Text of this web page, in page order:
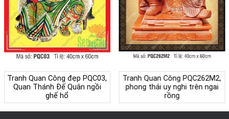
Tranh Quan Công PQC262M2,
phong thái uy nghi trên ngai
rồng
Tranh Quan Công đẹp PQC03,
Quan Thánh Đế Quân ngồi
ghế hổ